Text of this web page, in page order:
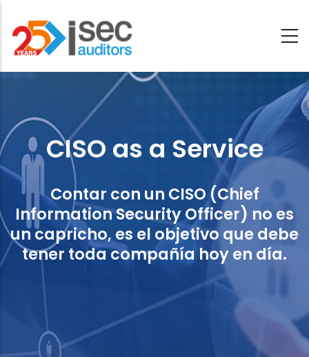
contenido
as
a
Service
CISO as a Service
Contar con un CISO (Chief
Information Security Officer) no es
un capricho, es el objetivo que debe
tener toda compañía hoy en día.